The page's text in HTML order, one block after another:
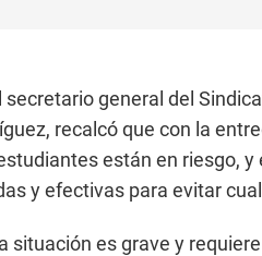
secretario general del
recalcó que con la
están en riesgo,
y efectivas para evitar
situación es grave y